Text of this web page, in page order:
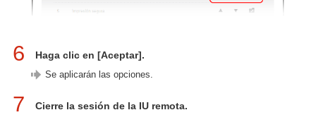
6 Haga clic en [Aceptar].
Se aplicarán las opciones.
7 Cierre la sesión de la IU remota.